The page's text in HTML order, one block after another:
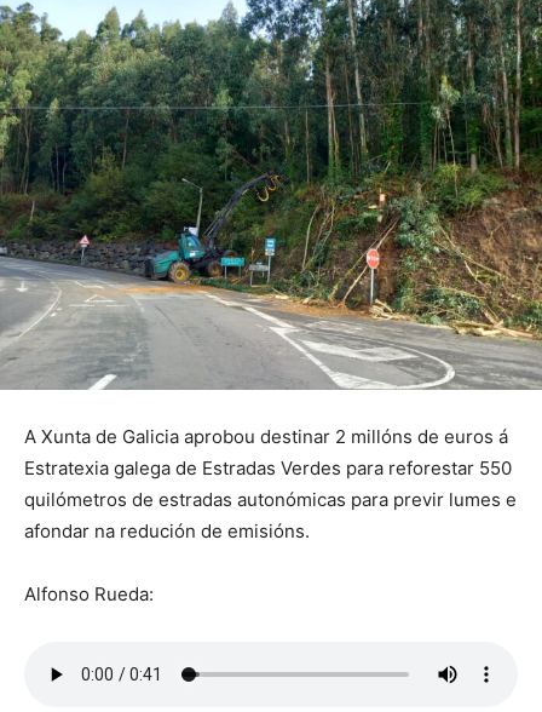
A Xunta de Galicia aprobou destinar 2 millóns de euros á
Estratexia galega de Estradas Verdes para reforestar 550
quilómetros de estradas autonómicas para previr lumes e
afondar na redución de emisións.
Alfonso Rueda: